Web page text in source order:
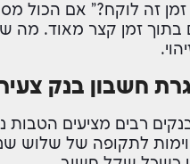
זה לוקח?" אם הכול
בתוך זמן קצר מאוד.
חשבון בנק
רבים מציעים הטבות
לתקופה של שלוש